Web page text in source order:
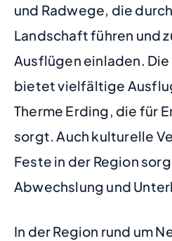
und Radwege, die
Landschaft führen und
Ausflügen einladen. Die
bietet vielfältige
Therme Erding, die für
sorgt. Auch kulturelle
Feste in der Region
Abwechslung und
In der Region rund um